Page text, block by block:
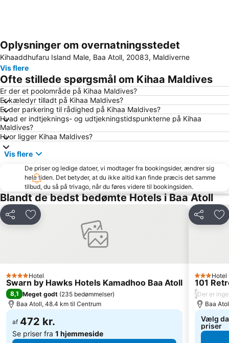
Udvid kort
Oplysninger om overnatningsstedet
Kihaaddhufaru Island Male, Baa Atoll, 20083, Maldiverne
Vis flere
Ofte stillede spørgsmål om Kihaa Maldives
Er der et poolområde på Kihaa Maldives?
Er kæledyr tilladt på Kihaa Maldives?
Er der parkering til rådighed på Kihaa Maldives?
Hvad er indtjeknings- og udtjekningstidspunkterne på Kihaa
Maldives?
Hvor ligger Kihaa Maldives?
Vis flere
De priser og ledige datoer, vi modtager fra bookingsider, ændrer sig
hele tiden. Det betyder, at du ikke altid kan finde præcis det samme
tilbud, du så på trivago, når du føres videre til bookingsiden.
Blandt de bedst bedømte Hotels i Baa Atoll
Del Føj til favoritter
4 Stjerner
Hotel
Swarn by Hawks Hotels Kamadhoo Baa Atoll
8,1 Meget godt (235 bedømmelser)
Baa Atoll, 48.4 km til Centrum
af 472 kr.
Se priser fra 1 hjemmeside
Del
3 Stjerner
Hotel
101
/Der er
Baa
Vælg
priser